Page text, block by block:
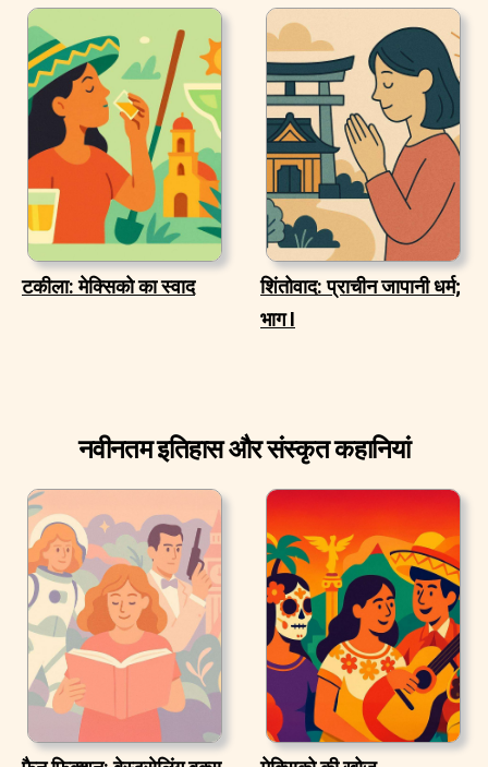
टकीला: मेक्सिको का स्वाद
शिंतोवाद: प्राचीन जापानी धर्म;
भाग I
नवीनतम इतिहास और संस्कृत कहानियां